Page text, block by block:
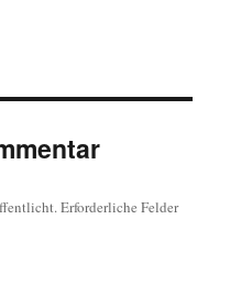
Erforderliche Felder